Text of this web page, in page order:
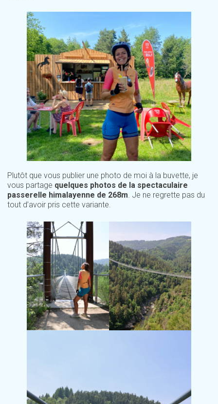
Plutôt que vous publier une photo de moi à la buvette, je
vous partage quelques photos de la spectaculaire
passerelle himalayenne de 268m. Je ne regrette pas du
tout d’avoir pris cette variante.